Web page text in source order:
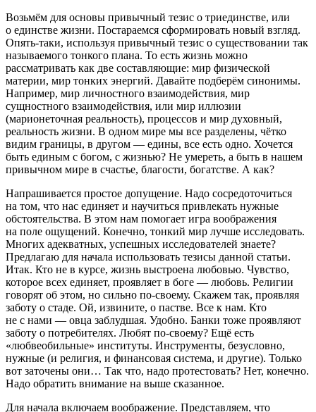
Возьмём для основы привычный тезис о триединстве, или
о единстве жизни. Постараемся сформировать новый взгляд.
Опять-таки, используя привычный тезис о существовании так
называемого тонкого плана. То есть жизнь можно
рассматривать как две составляющие: мир физической
материи, мир тонких энергий. Давайте подберём синонимы.
Например, мир личностного взаимодействия, мир
сущностного взаимодействия, или мир иллюзии
(марионеточная реальность), процессов и мир духовный,
реальность жизни. В одном мире мы все разделены, чётко
видим границы, в другом — едины, все есть одно. Хочется
быть единым с богом, с жизнью? Не умереть, а быть в нашем
привычном мире в счастье, благости, богатстве. А как?
Напрашивается простое допущение. Надо сосредоточиться
на том, что нас единяет и научиться привлекать нужные
обстоятельства. В этом нам помогает игра воображения
на поле ощущений. Конечно, тонкий мир лучше исследовать.
Многих адекватных, успешных исследователей знаете?
Предлагаю для начала использовать тезисы данной статьи.
Итак. Кто не в курсе, жизнь выстроена любовью. Чувство,
которое всех единяет, проявляет в боге — любовь. Религии
говорят об этом, но сильно по-своему. Скажем так, проявляя
заботу о стаде. Ой, извините, о пастве. Все к нам. Кто
не с нами — овца заблудшая. Удобно. Банки тоже проявляют
заботу о потребителях. Любят по-своему? Ещё есть
«любвеобильные» институты. Инструменты, безусловно,
нужные (и религия, и финансовая система, и другие). Только
вот заточены они… Так что, надо протестовать? Нет, конечно.
Надо обратить внимание на выше сказанное.
Для начала включаем воображение. Представляем, что